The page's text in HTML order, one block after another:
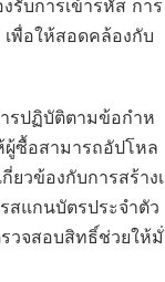
บการเข้ารหัส การ
พื่อให้สอดคล้องกับ
รปฏิบัติตามข้อกำห
ผู้ซื้อสามารถอัปโหล
วข้องกับการสร้างเ
สแกนบัตรประจำตัว
วจสอบสิทธิ์ช่วยให้มั่